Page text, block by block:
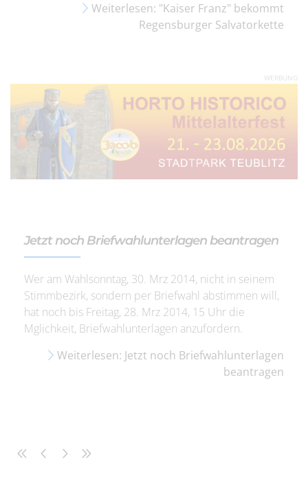
Weiterlesen: "Kaiser Franz" bekommt
Regensburger Salvatorkette
WERBUNG
Jetzt noch Briefwahlunterlagen beantragen
Wer am Wahlsonntag, 30. Mrz 2014, nicht in seinem
Stimmbezirk, sondern per Briefwahl abstimmen will,
hat noch bis Freitag, 28. Mrz 2014, 15 Uhr die
Mglichkeit, Briefwahlunterlagen anzufordern.
Weiterlesen: Jetzt noch Briefwahlunterlagen
beantragen